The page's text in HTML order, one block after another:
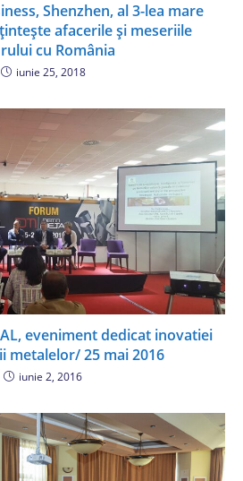
Shenzhen, al 3-lea mare
afacerile și meseriile
cu România
iunie 25, 2018
eveniment dedicat inovatiei
metalelor/ 25 mai 2016
iunie 2, 2016